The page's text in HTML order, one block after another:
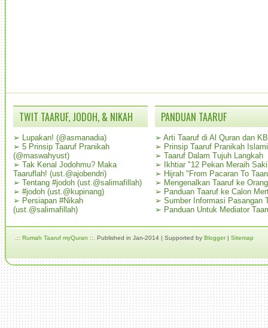
TWIT TAARUF, JODOH, & NIKAH
➢ Lupakan! (@asmanadia)
➢ 5 Prinsip Taaruf Pranikah
(@maswahyust)
➢ Tak Kenal Jodohmu? Maka
Taaruflah! (ust.@ajobendri)
➢ Tentang #jodoh (ust.@salimafillah)
➢ #jodoh (ust.@kupinang)
➢ Persiapan #Nikah
(ust.@salimafillah)
PANDUAN TAARUF
➢ Arti Taaruf di Al Quran dan
➢ Prinsip Taaruf Pranikah Islami
➢ Taaruf Dalam Tujuh Langkah
➢
Ikhtiar "12 Pekan Meraih
➢ Hijrah "From Pacaran To
➢ Mengenalkan Taaruf ke
➢ Panduan Taaruf ke Calon
➢ Sumber Informasi Pasangan
➢ Panduan Untuk Mediator
.:: Rumah Taaruf myQuran ::. Published in Jan-2014 | Supported by Blogger| Sitemap